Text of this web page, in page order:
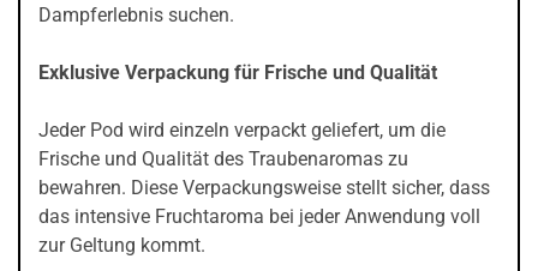
Dampferlebnis suchen.
Exklusive Verpackung für Frische und Qualität
Jeder Pod wird einzeln verpackt geliefert, um die
Frische und Qualität des Traubenaromas zu
bewahren. Diese Verpackungsweise stellt sicher, dass
das intensive Fruchtaroma bei jeder Anwendung voll
zur Geltung kommt.